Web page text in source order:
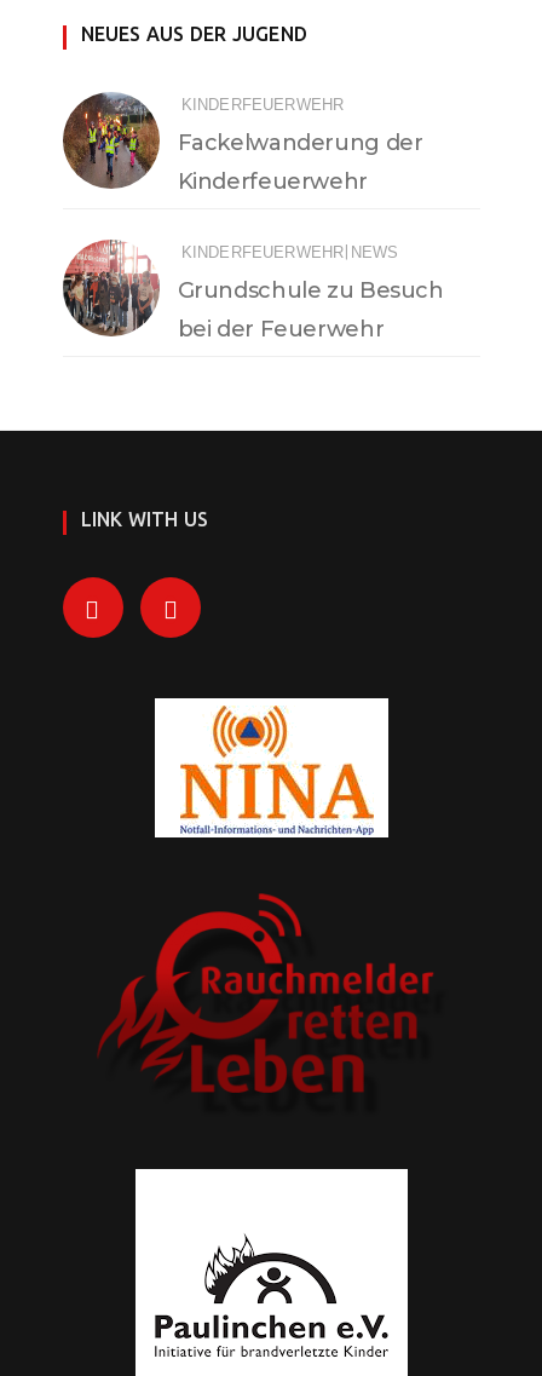
NEUES AUS DER JUGEND
KINDERFEUERWEHR
Fackelwanderung der
Kinderfeuerwehr
KINDERFEUERWEHR NEWS
Grundschule zu Besuch
bei der Feuerwehr
LINK WITH US